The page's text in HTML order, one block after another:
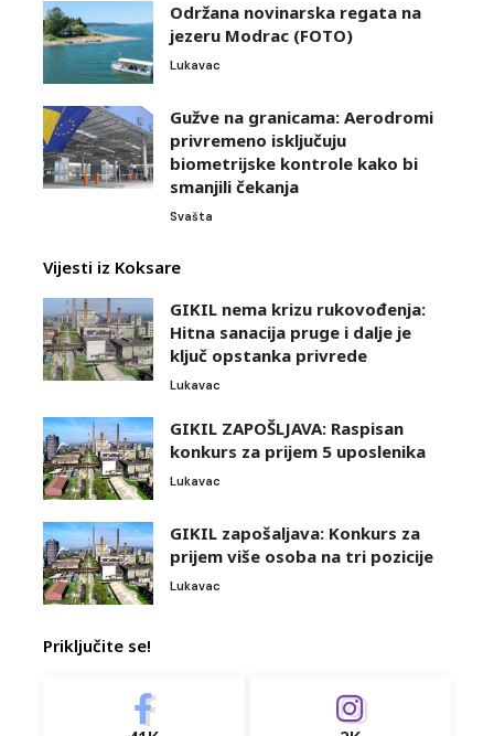
Održana novinarska regata na
jezeru Modrac (FOTO)
Lukavac
Gužve na granicama: Aerodromi
privremeno isključuju
biometrijske kontrole kako bi
smanjili čekanja
Svašta
Vijesti iz Koksare
GIKIL nema krizu rukovođenja:
Hitna sanacija pruge i dalje je
ključ opstanka privrede
Lukavac
GIKIL ZAPOŠLJAVA: Raspisan
konkurs za prijem 5 uposlenika
Lukavac
GIKIL zapošaljava: Konkurs za
prijem više osoba na tri pozicije
Lukavac
Priključite se!